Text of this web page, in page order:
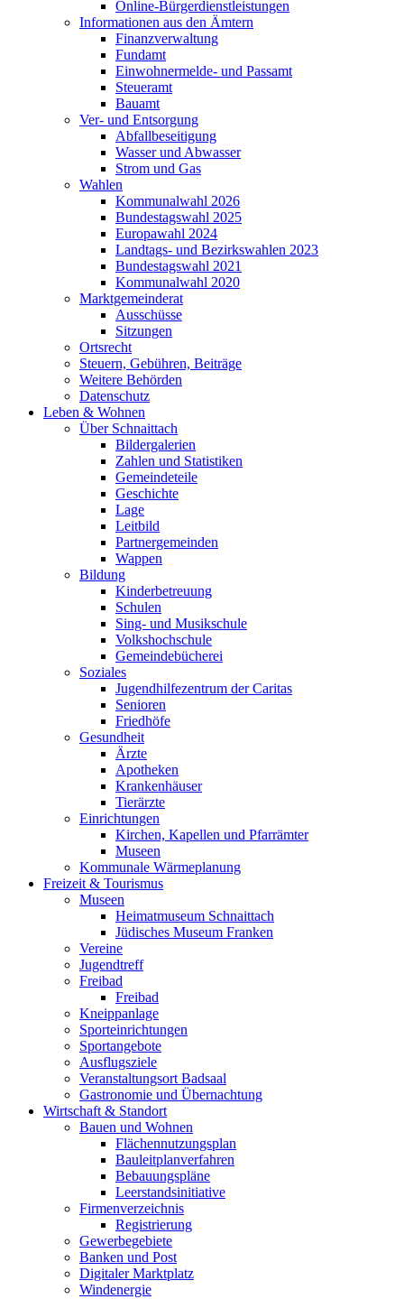
Online-Bürgerdienstleistungen
Informationen aus den Ämtern
Finanzverwaltung
Fundamt
Einwohnermelde- und Passamt
Steueramt
Bauamt
Ver- und Entsorgung
Abfallbeseitigung
Wasser und Abwasser
Strom und Gas
Wahlen
Kommunalwahl 2026
Bundestagswahl 2025
Europawahl 2024
Landtags- und Bezirkswahlen 2023
Bundestagswahl 2021
Kommunalwahl 2020
Marktgemeinderat
Ausschüsse
Sitzungen
Ortsrecht
Steuern, Gebühren, Beiträge
Weitere Behörden
Datenschutz
Leben & Wohnen
Über Schnaittach
Bildergalerien
Zahlen und Statistiken
Gemeindeteile
Geschichte
Lage
Leitbild
Partnergemeinden
Wappen
Bildung
Kinderbetreuung
Schulen
Sing- und Musikschule
Volkshochschule
Gemeindebücherei
Soziales
Jugendhilfezentrum der Caritas
Senioren
Friedhöfe
Gesundheit
Ärzte
Apotheken
Krankenhäuser
Tierärzte
Einrichtungen
Kirchen, Kapellen und Pfarrämter
Museen
Kommunale Wärmeplanung
Freizeit & Tourismus
Museen
Heimatmuseum Schnaittach
Jüdisches Museum Franken
Vereine
Jugendtreff
Freibad
Freibad
Kneippanlage
Sporteinrichtungen
Sportangebote
Ausflugsziele
Veranstaltungsort Badsaal
Gastronomie und Übernachtung
Wirtschaft & Standort
Bauen und Wohnen
Flächennutzungsplan
Bauleitplanverfahren
Bebauungspläne
Leerstandsinitiative
Firmenverzeichnis
Registrierung
Gewerbegebiete
Banken und Post
Digitaler Marktplatz
Windenergie